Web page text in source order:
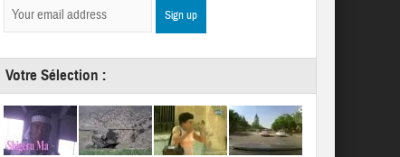
Votre Sélection :